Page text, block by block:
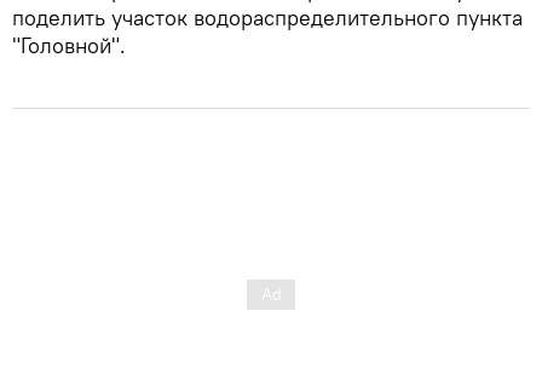
поделить участок водораспределительного пункта
"Головной".